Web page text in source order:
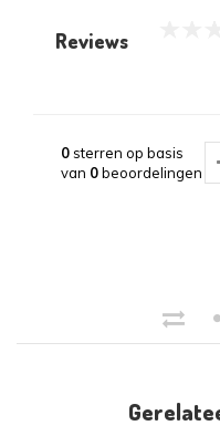
Reviews
0sterren op basis
van 0beoordelingen